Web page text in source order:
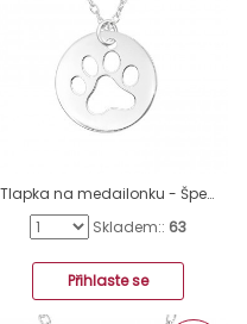
Tlapka na medailonku - Šperkovní Stříbro 925 Náhrdelníky Bez Kamenů A4S43930
Skladem:: 63
Přihlaste se